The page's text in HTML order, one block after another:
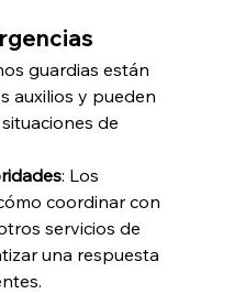
guardias están
auxilios y pueden
de
: Los
coordinar con
servicios de
una respuesta